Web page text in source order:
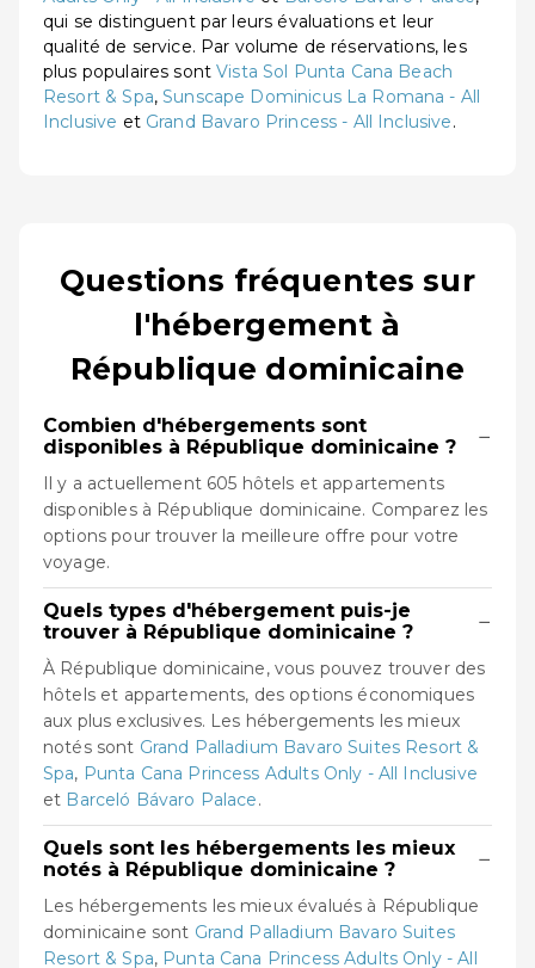
qui se distinguent par leurs évaluations et leur
qualité de service. Par volume de réservations, les
plus populaires sontVista Sol Punta Cana Beach
Resort & Spa,Sunscape Dominicus La Romana - All
Inclusive et Grand Bavaro Princess - All Inclusive.
Questions fréquentes sur
l'hébergement à
République dominicaine
Combien d'hébergements sont
disponibles à République dominicaine ?
−
Il y a actuellement 605 hôtels et appartements
disponibles à République dominicaine. Comparez les
options pour trouver la meilleure offre pour votre
voyage.
Quels types d'hébergement puis-je
trouver à République dominicaine ?
−
À République dominicaine, vous pouvez trouver des
hôtels et appartements, des options économiques
aux plus exclusives. Les hébergements les mieux
notés sont Grand Palladium Bavaro Suites Resort &
Spa, Punta Cana Princess Adults Only - All Inclusive
et Barceló Bávaro Palace.
Quels sont les hébergements les mieux
notés à République dominicaine ?
−
Les hébergements les mieux évalués à République
dominicaine sont Grand Palladium Bavaro Suites
Resort & Spa, Punta Cana Princess Adults Only - All